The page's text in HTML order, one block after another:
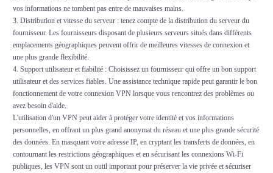
vos informations ne tombent pas entre de mauvaises mains.
3. Distribution et vitesse du serveur : tenez compte de la distribution du serveur du
fournisseur. Les fournisseurs disposant de plusieurs serveurs situés dans différents
emplacements géographiques peuvent offrir de meilleures vitesses de connexion et
une plus grande flexibilité.
4. Support utilisateur et fiabilité : Choisissez un fournisseur qui offre un bon support
utilisateur et des services fiables. Une assistance technique rapide peut garantir le bon
fonctionnement de votre connexion VPN lorsque vous rencontrez des problèmes ou
avez besoin d'aide.
L'utilisation d'un VPN peut aider à protéger votre identité et vos informations
personnelles, en offrant un plus grand anonymat du réseau et une plus grande sécurité
des données. En masquant votre adresse IP, en cryptant les transferts de données, en
contournant les restrictions géographiques et en sécurisant les connexions Wi-Fi
publiques, les VPN sont un outil important pour préserver la vie privée et sécuriser